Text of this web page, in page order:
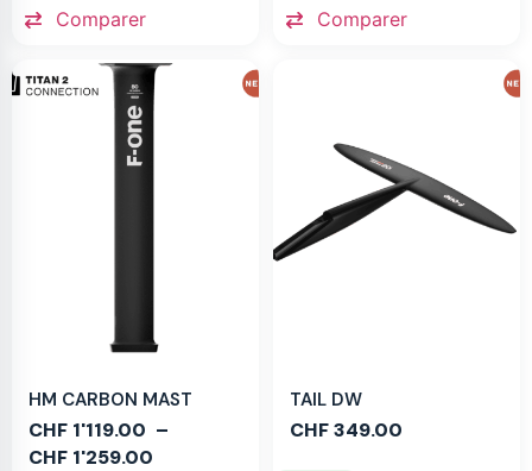
Comparer Comparer
HM CARBON MAST
CHF 1'119.00 –
CHF 1'259.00
TAIL DW
CHF349.00